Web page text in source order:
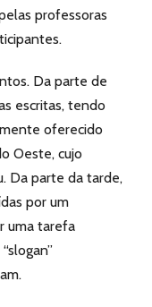
professoras
Da parte de
escritas, tendo
oferecido
Oeste, cujo
Da parte da tarde,
por um
uma tarefa